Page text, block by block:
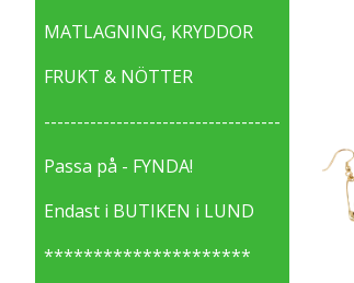
MATLAGNING, KRYDDOR
FRUKT & NÖTTER
------------------------------------
Passa på - FYNDA!
Endast i BUTIKEN i LUND
*********************